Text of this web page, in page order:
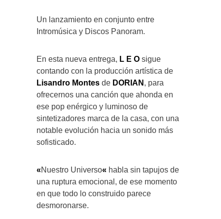
Un lanzamiento en conjunto entre
Intromúsica y Discos Panoram.
En esta nueva entrega, L E O sigue
contando con la producción artística de
Lisandro Montes de DORIAN , para
ofrecernos una canción que ahonda en
ese pop enérgico y luminoso de
sintetizadores marca de la casa, con una
notable evolución hacia un sonido más
sofisticado.
«Nuestro Universo« habla sin tapujos de
una ruptura emocional, de ese momento
en que todo lo construido parece
desmoronarse.